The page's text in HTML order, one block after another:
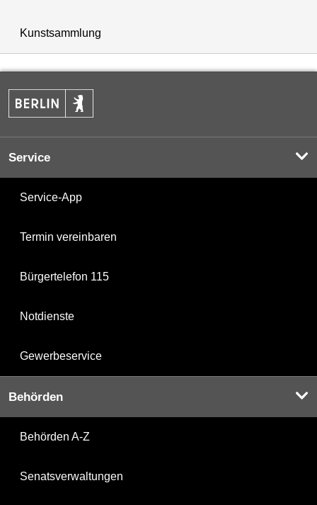
Kunstsammlung
Service
Service-App
Termin vereinbaren
Bürgertelefon 115
Notdienste
Gewerbeservice
Behörden
Behörden A-Z
Senatsverwaltungen